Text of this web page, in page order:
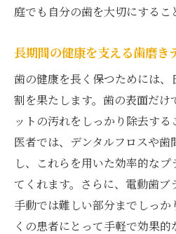
庭でも自分の歯を大切にするこ
長期間の健康を支える歯磨き
歯の健康を長く保つためには
割を果たします。歯の表面だけ
ットの汚れをしっかり除去す
医者では、デンタルフロスや
し、これらを用いた効率的な
てくれます。さらに、電動歯ブ
手動では難しい部分までしっ
くの患者にとって手軽で効果